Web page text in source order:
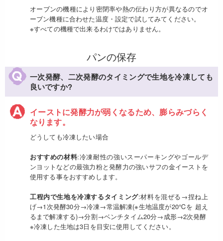
オーブンの機種により密閉率や熱の伝わり方が異なるのでオ
ーブン機種に合わせた温度・設定で試してみてください。
※すべての機種で出来るわけではありません。
パンの保存
一次発酵、二次発酵のタイミングで生地を冷凍しても
良いですか?
イーストに発酵力が弱くなるため、膨らみづらく
なります。
どうしても冷凍したい場合
おすすめの材料:冷凍耐性の強いスーパーキングやゴールデ
ンヨットなどの最強力粉と発酵力の強いサフの金イーストを
使用する事をおすすめします。
工程内で生地を冷凍するタイミング:材料を混ぜる→捏ね上
げ→1次発酵30分→冷凍→常温解凍(※生地温度が20℃を 超え
るまで解凍する)→分割→ベンチタイム20分→成形→2次発酵
※冷凍した生地は3日を目安に使用してください。